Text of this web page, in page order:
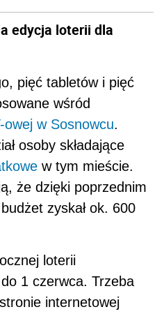
edycja loterii dla
pięć tabletów i pięć
wśród
owej w Sosnowcu.
osoby składające
w tym mieście.
że dzięki poprzednim
zyskał ok. 600
loterii
1 czerwca. Trzeba
internetowej